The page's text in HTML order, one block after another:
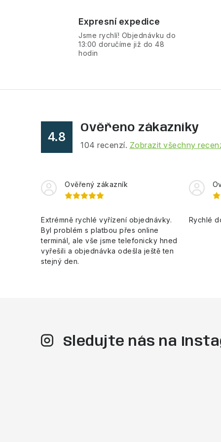
c
p
r
v
y
ý
p
i
Expresní expedice
Jsme rychlí! Objednávku do
13:00 doručíme již do 48
hodin
4.8
Ověřeno zákazníky
104 recenzí. Zobrazit všechny
Ověřený zákazník
Extrémně rychlé vyřízení objednávky.
Byl problém s platbou přes online
terminál, ale vše jsme telefonicky hned
vyřešili a objednávka odešla ještě ten
stejný den.
Rychlé
Sledujte nás na